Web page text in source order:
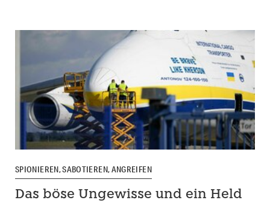
SPIONIEREN, SABOTIEREN, ANGREIFEN
Das böse Ungewisse und ein Held